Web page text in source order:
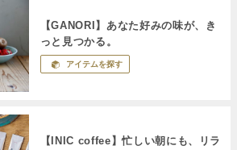
【GANORI】あなた好みの味が、き
っと見つかる。
アイテムを探す
【INIC coffee】忙しい朝にも、リラ